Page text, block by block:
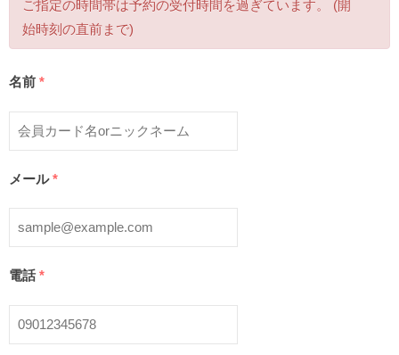
ご指定の時間帯は予約の受付時間を過ぎています。 (開
始時刻の直前まで)
名前 *
メール *
電話 *